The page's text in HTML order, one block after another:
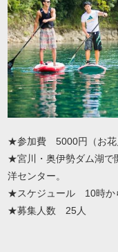
★参加費 5000円（お花
★宮川・奥伊勢ダム湖で
洋センター。
★スケジュール 10時か
★募集人数 25人